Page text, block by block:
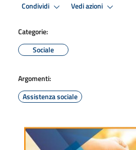
Condividi Vedi azioni
Categorie:
Sociale
Argomenti:
Assistenza sociale